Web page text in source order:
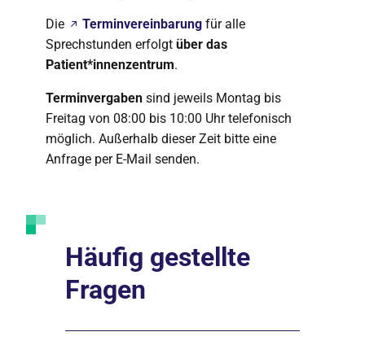
Die Terminvereinbarung für alle
Sprechstunden erfolgt über das
Patient*innenzentrum.
Terminvergaben sind jeweils Montag bis
Freitag von 08:00 bis 10:00 Uhr telefonisch
möglich. Außerhalb dieser Zeit bitte eine
Anfrage per E-Mail senden.
Häufig gestellte
Fragen